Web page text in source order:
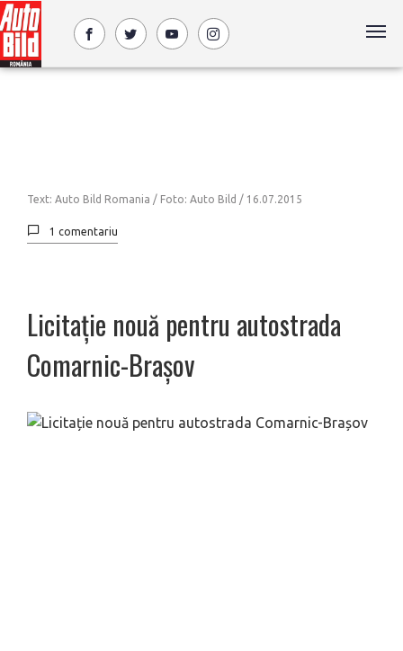
Text: Auto Bild Romania / Foto: Auto Bild / 16.07.2015
1 comentariu
Licitație nouă pentru autostrada
Comarnic-Brașov